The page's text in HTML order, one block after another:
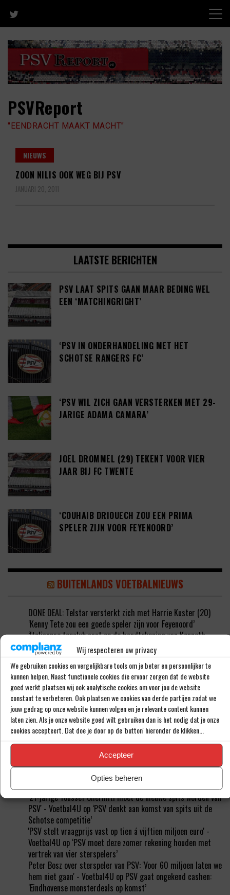
Wij respecteren uw privacy
We gebruiken cookies en vergelijkbare tools om je beter en persoonlijker te
kunnen helpen. Naast functionele cookies die ervoor zorgen dat de website
goed werkt plaatsen wij ook analytische cookies om voor jou de website
constant te verbeteren. Ook plaatsen we cookies van derde partijen zodat we
jouw gedrag op onze website kunnen volgen en je relevante content kunnen
laten zien. Als je onze website goed wilt gebruiken dan is het nodig dat je onze
cookies accepteert. Dat doe je door op de 'button' hieronder de klikken...
Accepteer
Opties beheren
content
PSVReport
"EENDRACHT MAAKT MACHT"
NIEUWS
ZOON NILIS OOK WEG BIJ PSV
JANUARI 20, 2011
LAATSTE BERICHTEN
PSV LAAT SPITS GAAN MAAR BEDING WEL
EEN ‘MATCHINGRIGHT’
‘PSV IN ONDERHANDELING MET HET
SCHOTSE RANGERS FC’
‘PSV WIL ZICH GAAN VERSTERKEN MET 29-
JARIGE ADAMA CAMARA’
JOEL DROMMEL (29) TEKENT VOOR VIER
JAAR BIJ FC TWENTE
‘COUHAIB DRIOUECH ZOU EEN PRIMA
SPELER ZIJN VOOR FEYENOORD’
BUITENLANDS VOETBALNIEUWS
DONE DEAL: Telstar versterkt zich met Harrie Kuster (20)
‘Kenny Tete zou een goede speler zijn voor Feyenoord’
‘Italiaanse topclub aast op de handtekening van Kenneth
Taylor’
‘AZ wil Peer Koopmeiners niet verkopen aan Club Brugge’
Julian Rijkhoff zet zijn loopbaan voort bij Andorra FC
RECENTE REACTIES
'PSV moet hem deze zomer echt gaan vervangen' - Voetbal4U
opPSV kan waanzinnige slag slaan: ‘Twee ervaren Oranje-
spelers naar Eindhoven’
Niek Schiks (22) voorlopig eerste doelman bij PSV -
‘PSV hoopt oplossing te vinden voor 22-jarige
Niek Schiks’
'21-jarige Youssef Chermiti moet de nieuwe spits worden van
PSV' - Voetbal4U op ‘PSV denkt aan komst van spits uit de
Schotse competitie’
'PSV stelt vraagprijs vast op tien á vijftien miljoen euro' -
Voetbal4U op ‘PSV moet deze zomer rekening houden met
vertrek van vier sterspelers’
Peter Bosz over sterspeler van PSV: 'Voor 60 miljoen laten we
hem niet gaan' - Voetbal4U op PSV gaat ongekend cashen:
‘Eindhovense monsterdeals op komst’